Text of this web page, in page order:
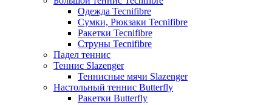
Одежда Tecnifibre
Сумки, Рюкзаки Tecnifibre
Ракетки Tecnifibre
Струны Tecnifibre
Падел теннис
Теннис Slazenger
Теннисные мячи Slazenger
Настольный теннис Butterfly
Ракетки Butterfly